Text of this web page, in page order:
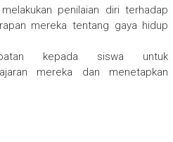
penilaian diri terhadap
mereka tentang gaya hidup
kepada siswa untuk
mereka dan menetapkan